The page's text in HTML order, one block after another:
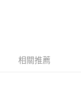
相關推薦